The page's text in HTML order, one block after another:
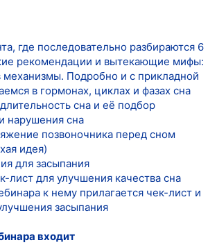
где последовательно разбираются 6
рекомендации и вытекающие мифы:
механизмы. Подробно и с прикладной
в гормонах, циклах и фазах сна
сна и её подбор
нарушения сна
позвоночника перед сном
идея)
для засыпания
лист для улучшения качества сна
к нему прилагается чек-лист и
засыпания
входит